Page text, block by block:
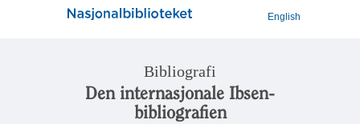
English
Bibliografi
Den internasjonale Ibsen-
bibliografien